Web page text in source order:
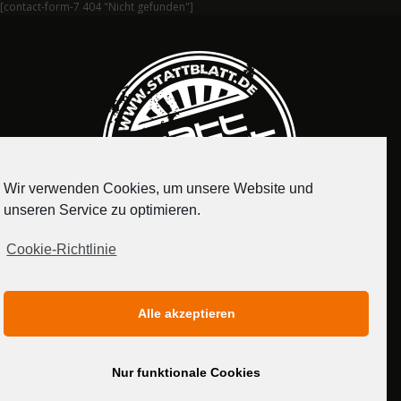
[contact-form-7 404 "Nicht gefunden"]
MEDIADATEN
Wir verwenden Cookies, um unsere Website und
unseren Service zu optimieren.
Cookie-Richtlinie
Alle akzeptieren
Nur funktionale Cookies